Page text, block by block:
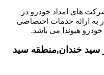
های امداد خودرو در
به ارائه خدمات اختصاصی
خودرو هیوندا می باشد.
سید خندان,منطقه سید